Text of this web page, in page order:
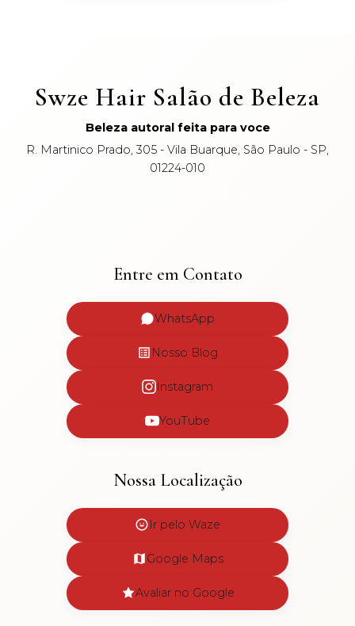
Swze Hair Salão de Beleza
Beleza autoral feita para voce
R. Martinico Prado, 305 - Vila Buarque, São Paulo - SP,
01224-010
Entre em Contato
WhatsApp
Nosso Blog
Instagram
YouTube
Nossa Localização
Ir pelo Waze
Google Maps
Avaliar no Google